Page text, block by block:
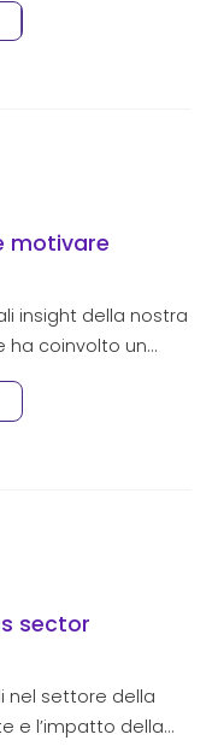
motivare
insight della nostra
ha coinvolto un…
sector
nel settore della
e l’impatto della…